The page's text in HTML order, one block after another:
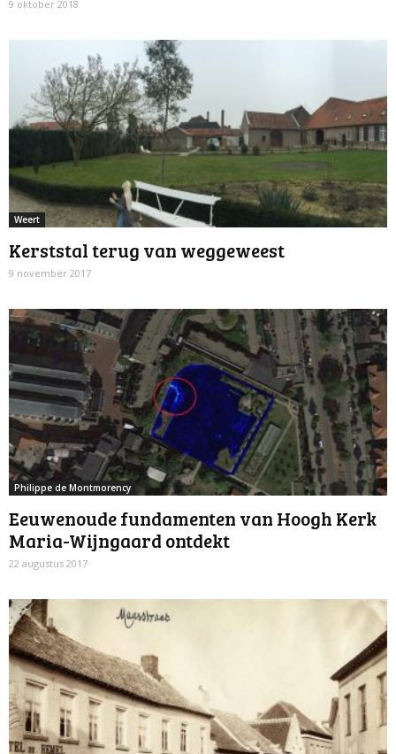
9 oktober 2018
Weert
Kerststal terug van weggeweest
9 november 2017
Philippe de Montmorency
Eeuwenoude fundamenten van Hoogh Kerk
Maria-Wijngaard ontdekt
22 augustus 2017